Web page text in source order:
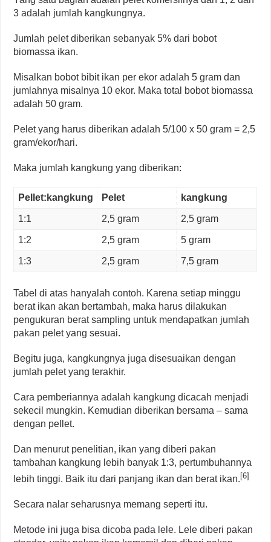
3 adalah jumlah kangkungnya.
Jumlah pelet diberikan sebanyak 5% dari bobot
biomassa ikan.
Misalkan bobot bibit ikan per ekor adalah 5 gram dan
jumlahnya misalnya 10 ekor. Maka total bobot biomassa
adalah 50 gram.
Pelet yang harus diberikan adalah 5/100 x 50 gram = 2,5
gram/ekor/hari.
Maka jumlah kangkung yang diberikan:
Pellet:kangkung Pelet kangkung
1:1 2,5 gram 2,5 gram
1:2 2,5 gram 5 gram
1:3 2,5 gram 7,5 gram
Tabel di atas hanyalah contoh. Karena setiap minggu
berat ikan akan bertambah, maka harus dilakukan
pengukuran berat sampling untuk mendapatkan jumlah
pakan pelet yang sesuai.
Begitu juga, kangkungnya juga disesuaikan dengan
jumlah pelet yang terakhir.
Cara pemberiannya adalah kangkung dicacah menjadi
sekecil mungkin. Kemudian diberikan bersama – sama
dengan pellet.
Dan menurut penelitian, ikan yang diberi pakan
tambahan kangkung lebih banyak 1:3, pertumbuhannya
lebih tinggi. Baik itu dari panjang ikan dan berat ikan. [6]
Secara nalar seharusnya memang seperti itu.
Metode ini juga bisa dicoba pada lele. Lele diberi pakan